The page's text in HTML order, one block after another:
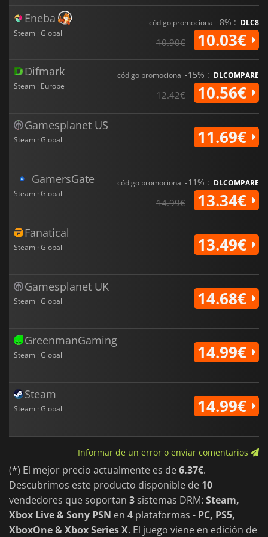
Eneba
Steam · Global
código promocional -8% : DLC8
10.90€ 10.03€
Difmark
Steam · Europe
código promocional -15% : DLCOMPARE
12.42€ 10.56€
Gamesplanet US
Steam · Global 11.69€
GamersGate
Steam · Global
código promocional -11% : DLCOMPARE
14.99€ 13.34€
Fanatical
Steam · Global 13.49€
Gamesplanet UK
Steam · Global 14.68€
GreenmanGaming
Steam · Global 14.99€
Steam
Steam · Global 14.99€
Informar de un error o enviar comentarios
(*) El mejor precio actualmente es de6.37€.
Descubrimos este producto disponible de 10
vendedores que soportan 3 sistemas DRM: Steam,
Xbox Live & Sony PSN en 4 plataformas - PC, PS5,
XboxOne & Xbox Series X. El juego viene en edición de